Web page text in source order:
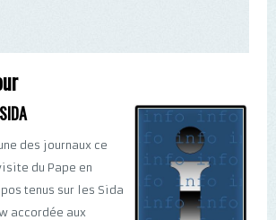
des journaux ce
du Pape en
tenus sur les Sida
accordée aux